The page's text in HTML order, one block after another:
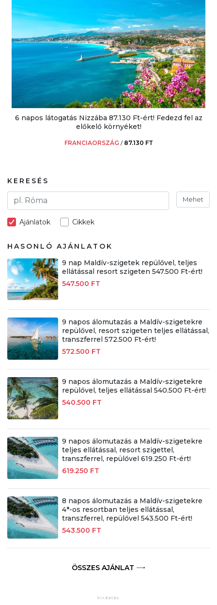
6 napos látogatás Nizzába 87.130 Ft-ért! Fedezd fel az
előkelő környéket!
FRANCIAORSZÁG / 87.130 FT
KERESÉS
Mehet
Ajánlatok Cikkek
HASONLÓ AJÁNLATOK
9 nap Maldív-szigetek repülővel, teljes
ellátással resort szigeten 547.500 Ft-ért!
547.500 FT
9 napos álomutazás a Maldív-szigetekre
repülővel, resort szigeten teljes ellátással,
transzferrel 572.500 Ft-ért!
572.500 FT
9 napos álomutazás a Maldív-szigetekre
repülővel, teljes ellátással 540.500 Ft-ért!
540.500 FT
9 napos álomutazás a Maldív-szigetekre
teljes ellátással, resort szigettel,
transzferrel, repülővel 619.250 Ft-ért!
619.250 FT
8 napos álomutazás a Maldív-szigetekre
4*-os resortban teljes ellátással,
transzferrel, repülővel 543.500 Ft-ért!
543.500 FT
ÖSSZES AJÁNLAT